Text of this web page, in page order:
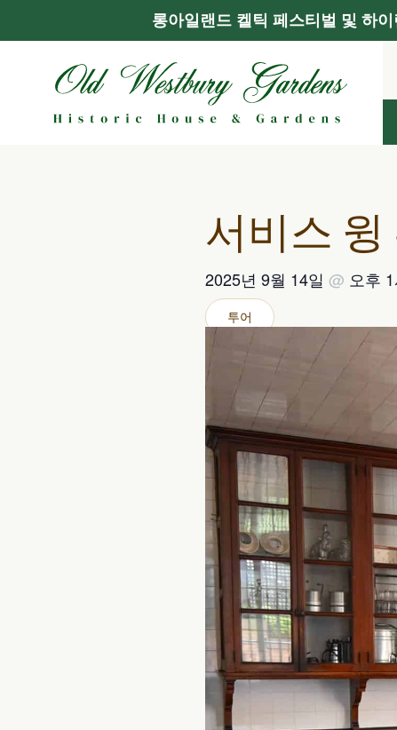
서비스
2025년 9월 14일 @ 오후
투어
롱아일랜드 켈틱 페스티벌 및 하